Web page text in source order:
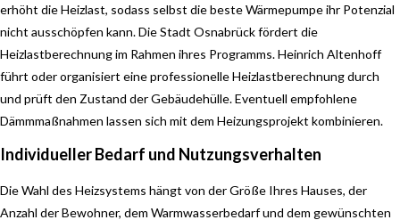
erhöht die Heizlast, sodass selbst die beste Wärmepumpe ihr Potenzial
nicht ausschöpfen kann. Die Stadt Osnabrück fördert die
Heizlastberechnung im Rahmen ihres Programms. Heinrich Altenhoff
führt oder organisiert eine professionelle Heizlastberechnung durch
und prüft den Zustand der Gebäudehülle. Eventuell empfohlene
Dämmmaßnahmen lassen sich mit dem Heizungsprojekt kombinieren.
Individueller Bedarf und Nutzungsverhalten
Die Wahl des Heizsystems hängt von der Größe Ihres Hauses, der
Anzahl der Bewohner, dem Warmwasserbedarf und dem gewünschten